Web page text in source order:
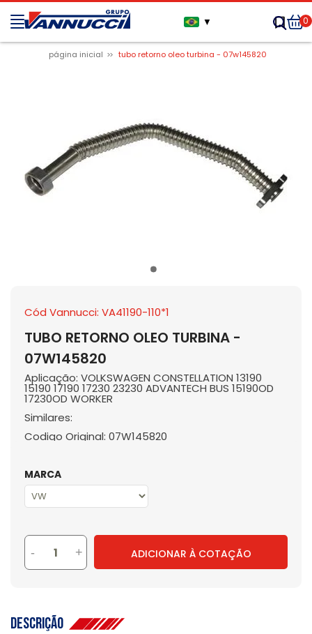
▼ 0
página inicial tubo retorno oleo turbina - 07w145820
Cód Vannucci: VA41190-110*1
TUBO RETORNO OLEO TURBINA -
07W145820
Aplicação: VOLKSWAGEN CONSTELLATION 13190
15190 17190 17230 23230 ADVANTECH BUS 15190OD
17230OD WORKER
Similares:
Codigo Original: 07W145820
MARCA
- + ADICIONAR À COTAÇÃO
Descrição